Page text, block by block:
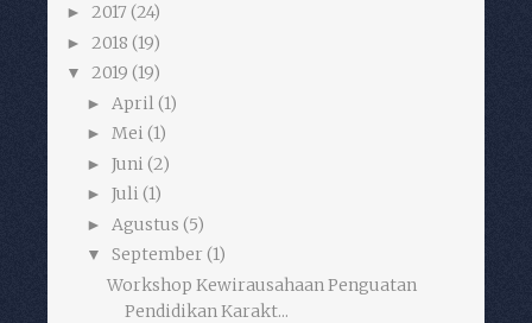
► 2017 (24)
► 2018 (19)
▼ 2019 (19)
► April (1)
► Mei (1)
► Juni (2)
► Juli (1)
► Agustus (5)
▼ September (1)
Workshop Kewirausahaan Penguatan
Pendidikan Karakt...